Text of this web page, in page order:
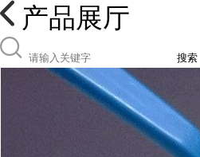
产品展厅
搜索